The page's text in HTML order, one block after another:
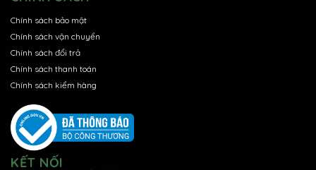
Chính sách bảo mật
Chính sách vận chuyển
Chính sách đổi trả
Chính sách thanh toán
Chính sách kiểm hàng
KẾT NỐI